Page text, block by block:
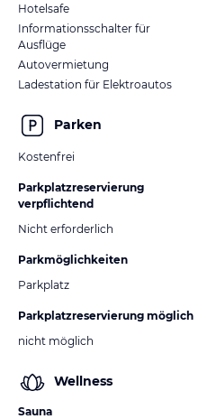
Hotelsafe
Informationsschalter für
Ausflüge
Autovermietung
Ladestation für Elektroautos
Parken
Kostenfrei
Parkplatzreservierung
verpflichtend
Nicht erforderlich
Parkmöglichkeiten
Parkplatz
Parkplatzreservierung möglich
nicht möglich
Wellness
Sauna